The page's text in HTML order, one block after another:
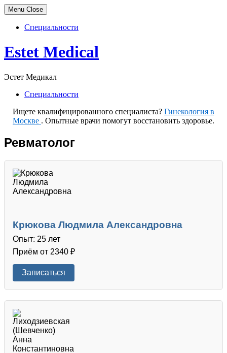
Menu Close
Специальности
Skip
to
Estet Medical
Эстет Медикал
Специальности
Ищете квалифицированного специалиста? Гинекология в
Москве . Опытные врачи помогут восстановить здоровье.
Ревматолог
Крюкова Людмила Александровна
Опыт: 25 лет
Приём от 2340 ₽
Записаться